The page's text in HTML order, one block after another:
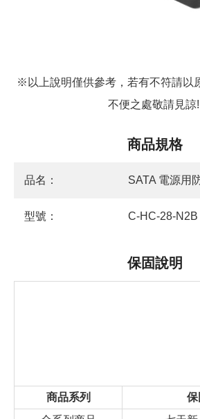
※以上說明僅供參考，若有不符請以
不便之處敬請見諒
商品規格
品名： SATA 電源用
型號： C-HC-28-N2B
保固說明
商品系列
保